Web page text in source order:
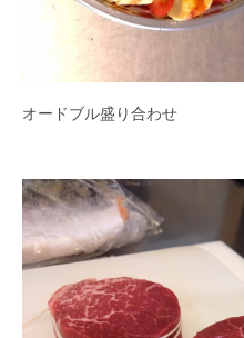
オードブル盛り合わせ